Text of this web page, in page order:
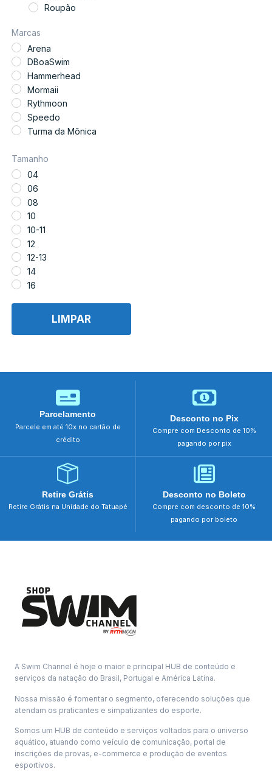
Roupão
Camiseta UV
Roupão
Sunga
Trajes
Powerskin Arena ST
Traje Mirim e Petiz
Marcas
Arena
DBoaSwim
Hammerhead
Mormaii
Rythmoon
Speedo
Turma da Mônica
Tamanho
04
06
08
10
10-11
12
12-13
14
16
LIMPAR
Parcelamento
Parcele em até 10x no cartão de
crédito
Desconto no Pix
Compre com Desconto de 10%
pagando por pix
Retire Grátis
Retire Grátis na Unidade do Tatuapé
Desconto no Boleto
Compre com desconto de 10%
pagando por boleto
A Swim Channel é hoje o maior e principal HUB de conteúdo e
serviços da natação do Brasil, Portugal e América Latina.
Nossa missão é fomentar o segmento, oferecendo soluções que
atendam os praticantes e simpatizantes do esporte.
Somos um HUB de conteúdo e serviços voltados para o universo
aquático, atuando como veículo de comunicação, portal de
inscrições de provas, e-commerce e produção de eventos
esportivos.